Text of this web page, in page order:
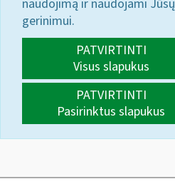
naudojimą ir naudojami
gerinimui.
PATVIRTINTI
Visus slapukus
PATVIRTINTI
Pasirinktus slapukus